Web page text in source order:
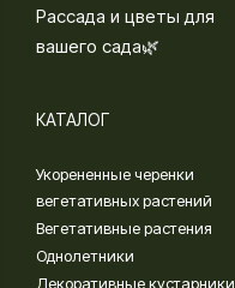
Рассада и цветы для
вашего сада🌿
КАТАЛОГ
Укорененные черенки
вегетативных растений
Вегетативные растения
Однолетники
Декоративные кустарники